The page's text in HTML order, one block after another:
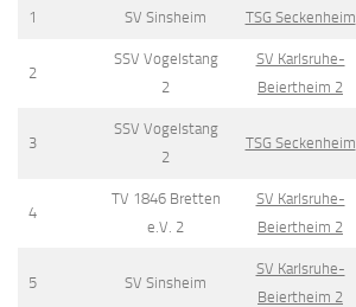
1 SV Sinsheim TSG Seckenheim
2
SSV Vogelstang
2
SV Karlsruhe-
Beiertheim 2
3
SSV Vogelstang
2
TSG Seckenheim
4
TV 1846 Bretten
e.V. 2
SV Karlsruhe-
Beiertheim 2
5 SV Sinsheim
SV Karlsruhe-
Beiertheim 2